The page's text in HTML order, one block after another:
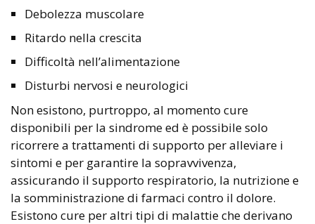
Debolezza muscolare
Ritardo nella crescita
Difficoltà nell’alimentazione
Disturbi nervosi e neurologici
Non esistono, purtroppo, al momento cure
disponibili per la sindrome ed è possibile solo
ricorrere a trattamenti di supporto per alleviare i
sintomi e per garantire la sopravvivenza,
assicurando il supporto respiratorio, la nutrizione e
la somministrazione di farmaci contro il dolore.
Esistono cure per altri tipi di malattie che derivano